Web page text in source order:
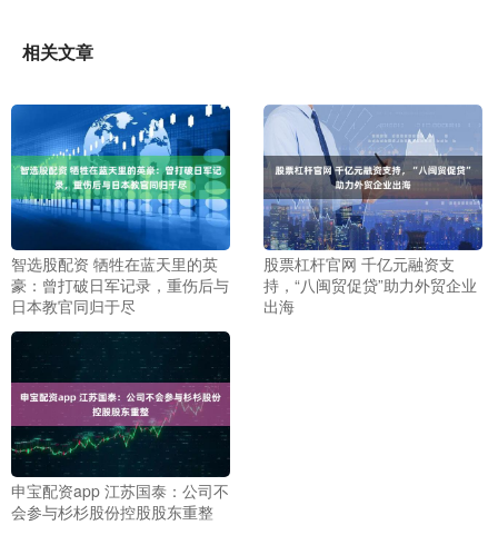
相关文章
智选股配资 牺牲在蓝天里的英
豪：曾打破日军记录，重伤后与
日本教官同归于尽
股票杠杆官网 千亿元融资支
持，“八闽贸促贷”助力外贸企业
出海
申宝配资app 江苏国泰：公司不
会参与杉杉股份控股股东重整